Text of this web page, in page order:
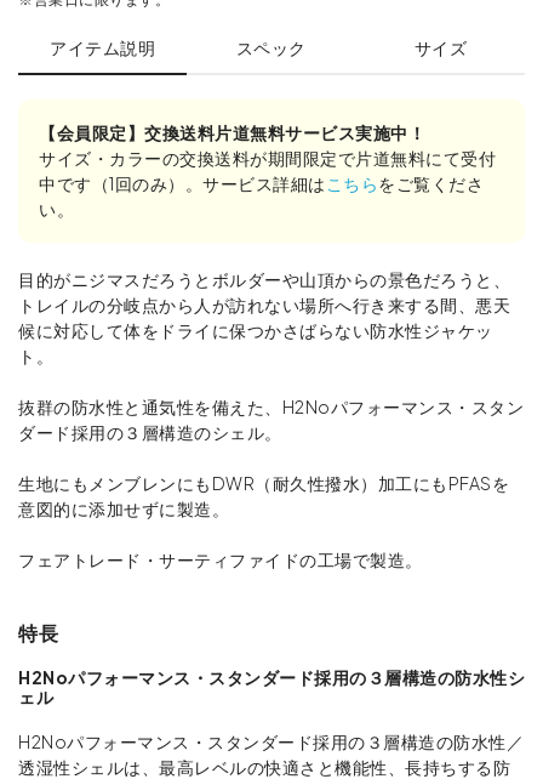
アイテム説明 スペック サイズ
【会員限定】交換送料片道無料サービス実施中！
サイズ・カラーの交換送料が期間限定で片道無料にて受付
中です（1回のみ）。サービス詳細は こちらをご覧くださ
い。
目的がニジマスだろうとボルダーや山頂からの景色だろうと、
トレイルの分岐点から人が訪れない場所へ行き来する間、悪天
候に対応して体をドライに保つかさばらない防水性ジャケッ
ト。
抜群の防水性と通気性を備えた、H2Noパフォーマンス・スタン
ダード採用の３層構造のシェル。
生地にもメンブレンにもDWR（耐久性撥水）加工にもPFASを
意図的に添加せずに製造。
フェアトレード・サーティファイドの工場で製造。
特長
H2Noパフォーマンス・スタンダード採用の３層構造の防水性シ
ェル
H2Noパフォーマンス・スタンダード採用の３層構造の防水性／
透湿性シェルは、最高レベルの快適さと機能性、長持ちする防